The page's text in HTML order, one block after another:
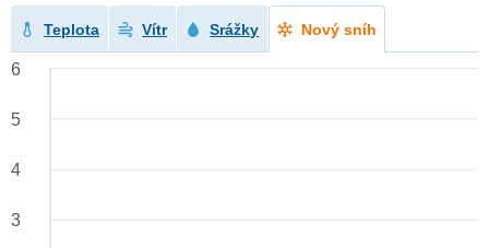
Teplota Vítr Srážky Nový sníh
6
5
4
3